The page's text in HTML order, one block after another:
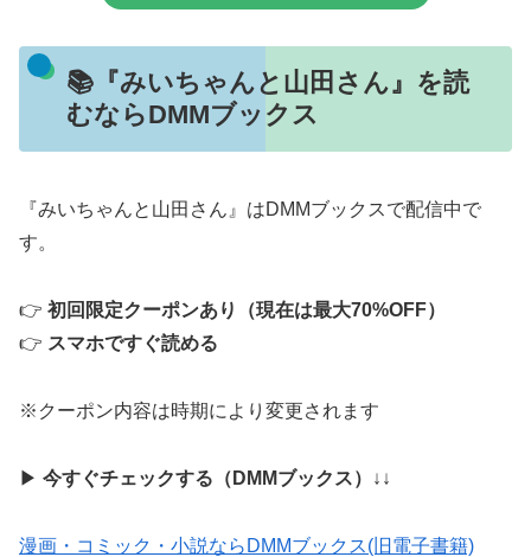
📚『みいちゃんと山田さん』を読
むならDMMブックス
『みいちゃんと山田さん』はDMMブックスで配信中で
す。
👉 初回限定クーポンあり（現在は最大70%OFF）
👉 スマホですぐ読める
※クーポン内容は時期により変更されます
▶ 今すぐチェックする（DMMブックス） ↓↓
漫画・コミック・小説ならDMMブックス(旧電子書籍)